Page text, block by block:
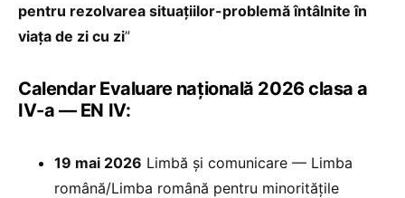
pentru rezolvarea situațiilor-problemă întâlnite în
viața de zi cu zi”
Calendar Evaluare națională 2026 clasa a
IV-a — EN IV:
19 mai 2026 Limbă și comunicare — Limba
română/Limba română pentru minoritățile